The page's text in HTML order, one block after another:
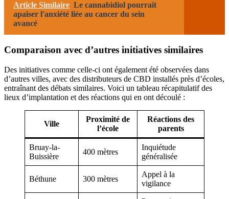
Article Similaire Le cannabidiol pourrait
apaiser l'anxiété liée au cancer du sein
avancé
Comparaison avec d’autres initiatives similaires
Des initiatives comme celle-ci ont également été observées dans
d’autres villes, avec des distributeurs de CBD installés près d’écoles,
entraînant des débats similaires. Voici un tableau récapitulatif des
lieux d’implantation et des réactions qui en ont découlé :
Ville
Proximité de
l’école
Réactions des
parents
Bruay-la-
Buissière
400 mètres
Inquiétude
généralisée
Béthune 300 mètres
Appel à la
vigilance